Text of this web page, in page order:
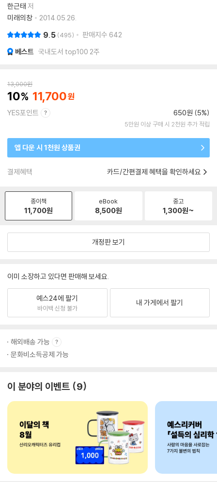
한근태 저
미래의창
2014.05.26.
9.5 495 판매지수 642
베스트 국내도서 top100 2주
13,000원
10 11,700
YES포인트 650원 (5%)
5만원 이상 구매 시 2천원 추가 적립
앱 다운 시 1천원 상품권
결제혜택 카드/간편결제 혜택을 확인하세요
종이책
11,700원
eBook
8,500원
중고
1,300원~
개정판 보기
이미 소장하고 있다면 판매해 보세요.
예스24에 팔기
바이백 신청 불가
내 가게에서 팔기
해외배송 가능
문화비소득공제 가능
이 분야의 이벤트 9